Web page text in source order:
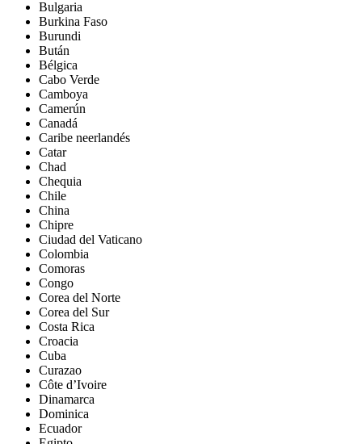
Bulgaria
Burkina Faso
Burundi
Bután
Bélgica
Cabo Verde
Camboya
Camerún
Canadá
Caribe neerlandés
Catar
Chad
Chequia
Chile
China
Chipre
Ciudad del Vaticano
Colombia
Comoras
Congo
Corea del Norte
Corea del Sur
Costa Rica
Croacia
Cuba
Curazao
Côte d’Ivoire
Dinamarca
Dominica
Ecuador